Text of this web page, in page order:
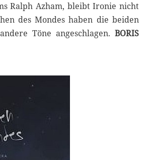
Ralph Azham, bleibt Ironie nicht
des Mondes haben die beiden
Töne angeschlagen. BORIS